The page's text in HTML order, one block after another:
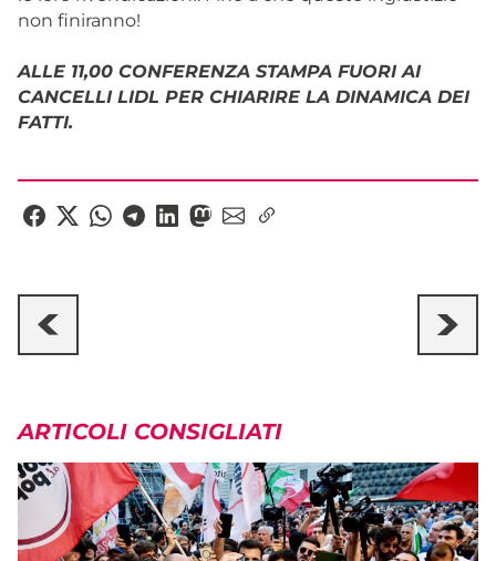
non finiranno!
ALLE 11,00 CONFERENZA STAMPA FUORI AI
CANCELLI LIDL PER CHIARIRE LA DINAMICA DEI
FATTI.
ARTICOLI CONSIGLIATI